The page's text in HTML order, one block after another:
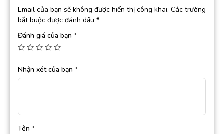
Email của bạn sẽ không được hiển thị công khai. Các trường
bắt buộc được đánh dấu *
Đánh giá của bạn *
Nhận xét của bạn *
Tên *